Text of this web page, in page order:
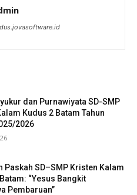
dan Purnawiyata SD-SMP
Kudus 2 Batam Tahun
2026
Paskah SD–SMP Kristen Kalam
“Yesus Bangkit
Pembaruan”